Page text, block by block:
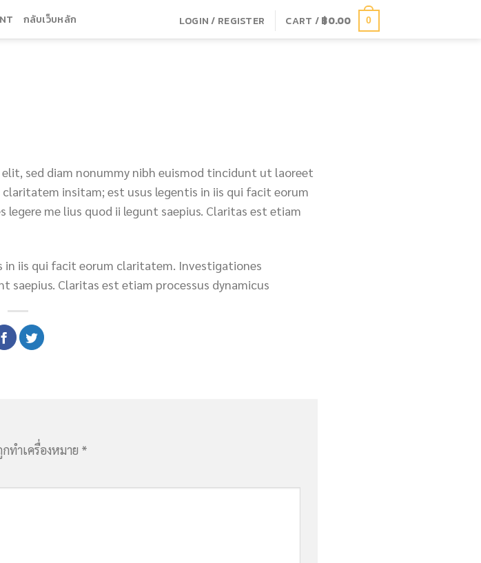
กลับเว็บหลัก LOGIN / REGISTER CART /฿0.00 0
sed diam nonummy nibh euismod tincidunt ut laoreet
insitam; est usus legentis in iis qui facit eorum
me lius quod ii legunt saepius. Claritas est etiam
iis qui facit eorum claritatem. Investigationes
saepius. Claritas est etiam processus dynamicus
ทำเครื่องหมาย *